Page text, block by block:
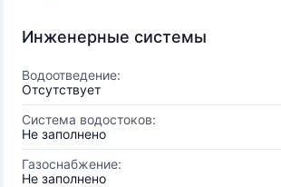
Инженерные системы
Водоотведение:
Отсутствует
Система водостоков:
Не заполнено
Газоснабжение:
Не заполнено